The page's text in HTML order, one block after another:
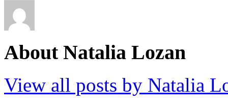
About Natalia Lozan
View all posts by Natalia